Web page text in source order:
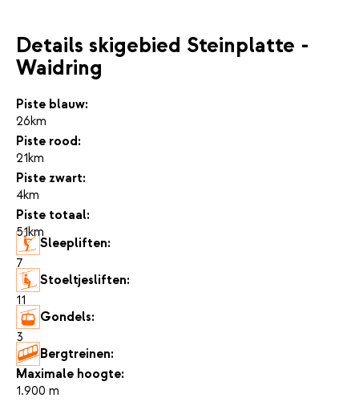
Details skigebied Steinplatte -
Waidring
Piste blauw:
26km
Piste rood:
21km
Piste zwart:
4km
Piste totaal:
51km
Sleepliften:
7
Stoeltjesliften:
11
Gondels:
3
Bergtreinen:
-
Maximale hoogte:
1.900 m